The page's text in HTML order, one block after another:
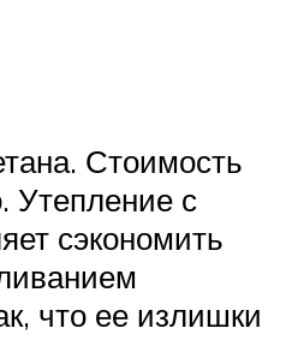
Стоимость
Утепление с
сэкономить
что ее излишки